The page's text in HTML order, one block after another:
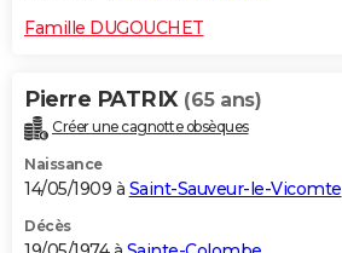
Famille DUGOUCHET
Pierre PATRIX (65 ans)
Créer une cagnotte obsèques
Naissance
14/05/1909 à Saint-Sauveur-le-Vicomte
Décès